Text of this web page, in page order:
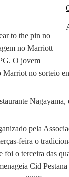
to the pin no
no Marriott
O jovem
no sorteio
Nagayama,
pela
feira o
foi o terceira das
Cid